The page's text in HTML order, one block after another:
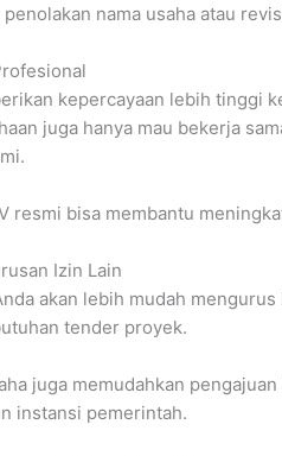
nama usaha atau
kepercayaan lebih tinggi
juga hanya mau bekerja
resmi bisa membantu
Izin Lain
akan lebih mudah
tender proyek.
juga memudahkan
instansi pemerintah.